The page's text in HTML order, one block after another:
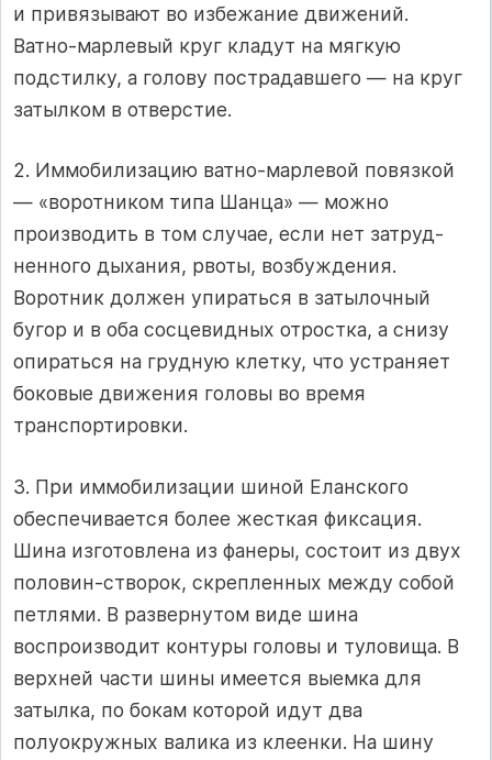
и привязывают во избежание дви­жений.
Ватно-марлевый круг кладут на мягкую
подстилку, а голо­ву пострадавшего — на круг
затылком в отверстие.
2. Иммобилизацию ватно-марлевой повязкой
— «воротником типа Шанца» — можно
производить в том случае, если нет затруд­
ненного дыхания, рвоты, возбуждения.
Воротник должен упираться в затылочный
бугор и в оба сосцевидных отростка, а снизу
опи­раться на грудную клетку, что устраняет
боковые движения голо­вы во время
транспортировки.
3. При иммобилизации шиной Еланского
обеспечивается более жесткая фиксация.
Шина изготовлена из фанеры, состоит из двух
половин-створок, скрепленных между собой
петлями. В развернутом виде шина
воспроизводит контуры головы и туловища. В
верхней части шины имеется выемка для
затылка, по бокам которой идут два
полуокружных валика из клеенки. На шину